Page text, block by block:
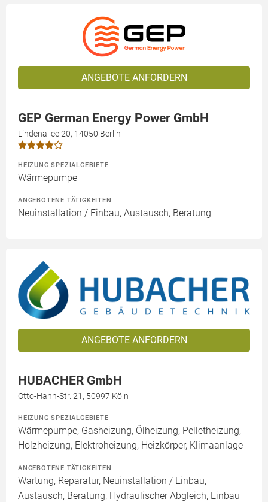
ANGEBOTE ANFORDERN
GEP German Energy Power GmbH
Lindenallee 20, 14050 Berlin
HEIZUNG SPEZIALGEBIETE
Wärmepumpe
ANGEBOTENE TÄTIGKEITEN
Neuinstallation / Einbau, Austausch, Beratung
ANGEBOTE ANFORDERN
HUBACHER GmbH
Otto-Hahn-Str. 21, 50997 Köln
HEIZUNG SPEZIALGEBIETE
Wärmepumpe, Gasheizung, Ölheizung, Pelletheizung,
Holzheizung, Elektroheizung, Heizkörper, Klimaanlage
ANGEBOTENE TÄTIGKEITEN
Wartung, Reparatur, Neuinstallation / Einbau,
Austausch, Beratung, Hydraulischer Abgleich, Einbau